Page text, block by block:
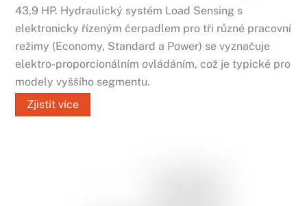
43,9 HP. Hydraulický systém Load Sensing s
elektronicky řízeným čerpadlem pro tři různé pracovní
režimy (Economy, Standard a Power) se vyznačuje
elektro-proporcionálním ovládáním, což je typické pro
modely vyššího segmentu.
Zjistit více